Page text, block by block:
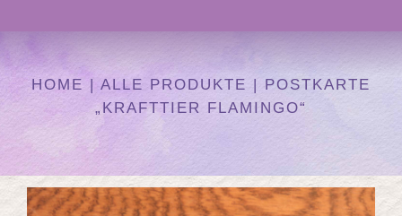
Atelier
Kurse
Heilen mit Farben
HOME | ALLE PRODUKTE | POSTKARTE
„KRAFTTIER FLAMINGO“